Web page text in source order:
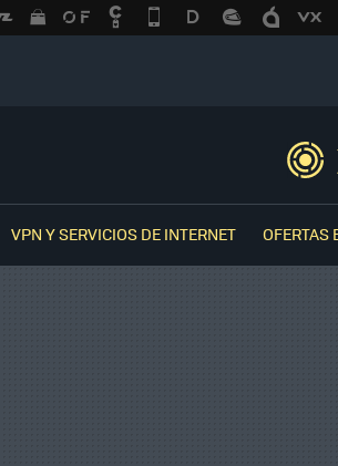
VPN Y SERVICIOS DE INTERNET OFERTAS